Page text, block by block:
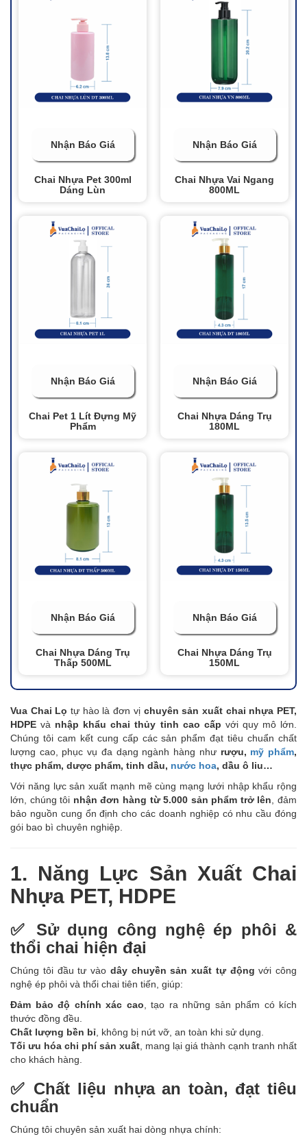
Nhận Báo Giá
Chai Nhựa Pet 300ml
Dáng Lùn
Nhận Báo Giá
Chai Pet 1 Lít Đựng Mỹ
Phẩm
Nhận Báo Giá
Chai Nhựa Dáng Trụ
Thấp 500ML
Nhận Báo Giá
Chai Nhựa Vai Ngang
800ML
Nhận Báo Giá
Chai Nhựa Dáng Trụ
180ML
Nhận Báo Giá
Chai Nhựa Dáng Trụ
150ML
Vua Chai Lọ tự hào là đơn vị chuyên sản xuất chai nhựa PET,
HDPE và nhập khẩu chai thủy tinh cao cấp với quy mô lớn.
Chúng tôi cam kết cung cấp các sản phẩm đạt tiêu chuẩn chất
lượng cao, phục vụ đa dạng ngành hàng như rượu, mỹ phẩm,
thực phẩm, dược phẩm, tinh dầu, nước hoa, dầu ô liu…
Với năng lực sản xuất mạnh mẽ cùng mạng lưới nhập khẩu rộng
lớn, chúng tôi nhận đơn hàng từ 5.000 sản phẩm trở lên, đảm
bảo nguồn cung ổn định cho các doanh nghiệp có nhu cầu đóng
gói bao bì chuyên nghiệp.
1. Năng Lực Sản Xuất Chai
Nhựa PET, HDPE
✅ Sử dụng công nghệ ép phôi &
thổi chai hiện đại
Chúng tôi đầu tư vào dây chuyền sản xuất tự động với công
nghệ ép phôi và thổi chai tiên tiến, giúp:
Đảm bảo độ chính xác cao, tạo ra những sản phẩm có kích
thước đồng đều.
Chất lượng bền bỉ, không bị nứt vỡ, an toàn khi sử dụng.
Tối ưu hóa chi phí sản xuất, mang lại giá thành cạnh tranh nhất
cho khách hàng.
✅ Chất liệu nhựa an toàn, đạt tiêu
chuẩn
Chúng tôi chuyên sản xuất hai dòng nhựa chính: